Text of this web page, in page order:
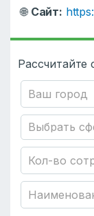
🌐 Сайт:
Рассчитайте